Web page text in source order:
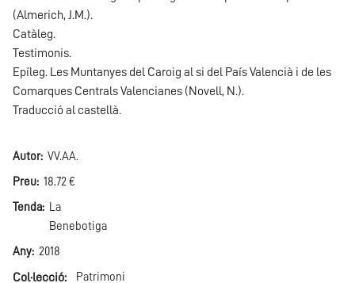
(Almerich, J.M.).
Catàleg.
Testimonis.
Epíleg. Les Muntanyes del Caroig al si del País Valencià i de les
Comarques Centrals Valencianes (Novell, N.).
Traducció al castellà.
Autor VV.AA.
Preu 18,72 €
Tenda
La
Benebotiga
Any 2018
Col·lecció
Patrimoni